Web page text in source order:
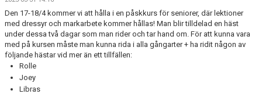
BLI MEDLEM
RIDHUSBOKNINGAR
IDEELLT ARBETE
Den 17-18/4 kommer vi att hålla i en påskkurs för seniorer, där lektioner
med dressyr och markarbete kommer hållas! Man blir tilldelad en häst
under dessa två dagar som man rider och tar hand om. För att kunna vara
med på kursen måste man kunna rida i alla gångarter + ha ridit någon av
följande hästar vid mer än ett tillfällen:
Rolle
Joey
Libras